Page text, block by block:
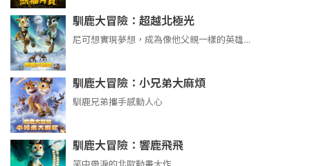
馴鹿大冒險：超越北極光
尼可想實現夢想，成為像他父親一樣的英雄…
馴鹿大冒險：小兄弟大麻煩
馴鹿兄弟攜手感動人心
馴鹿大冒險：響鹿飛飛